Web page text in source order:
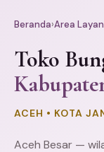
Beranda›Area
Toko
ACEH • KOTA
Aceh Besar —